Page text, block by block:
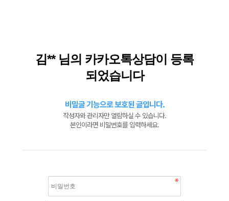
김** 님의 카카오톡상담이 등록
되었습니다
비밀글 기능으로 보호된 글입니다.
작성자와 관리자만 열람하실 수 있습니다.
본인이라면 비밀번호를 입력하세요.